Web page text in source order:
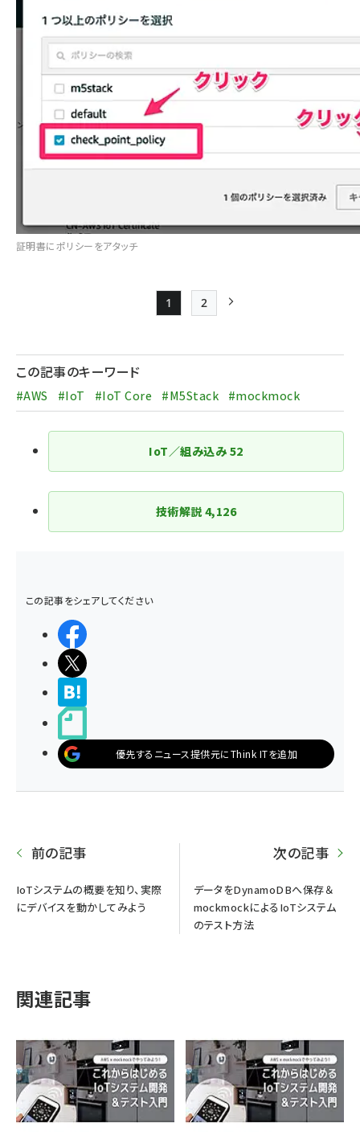
証明書にポリシーをアタッチ
送
り
Page
1
Page
2
この記事のキーワード
#AWS #IoT #IoT Core #M5Stack #mockmock
IoT／組み込み 52
技術解説 4,126
この記事をシェアしてください
優先するニュース提供元にThink ITを追加
前の記事
IoTシステムの概要を知り、実際
にデバイスを動かしてみよう
次の記事
データをDynamoDBへ保存＆
mockmockによるIoTシステム
のテスト方法
関連記事